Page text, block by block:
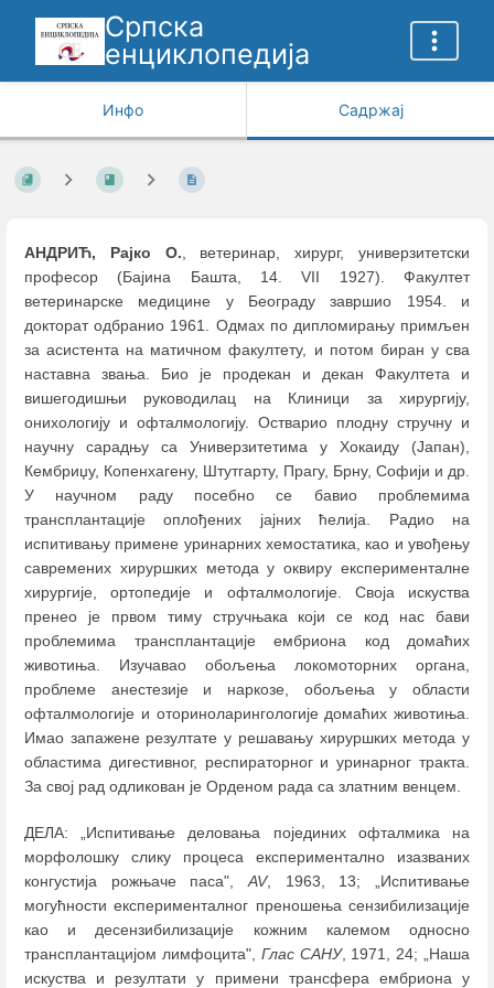
Српска
енциклопедија
Инфо Садржај
АНДРИЋ, Рајко О., ветеринар, хирург, универзитетски
професор (Бајина Башта, 14. VII 1927). Факултет
ветеринарске медицине у Београду завршио 1954. и
докторат одбранио 1961. Одмах по дипломирању примљен
за асистента на матичном факултету, и потом биран у сва
наставна звања. Био је продекан и декан Факултета и
вишегодишњи руководилац на Клиници за хирургију,
онихологију и офталмологију. Остварио плодну стручну и
научну сарадњу са Универзитетима у Хокаиду (Јапан),
Кембриџу, Копенхагену, Штутгарту, Прагу, Брну, Софији и др.
У научном раду посебно се бавио проблемима
трансплантације оплођених јајних ћелија. Радио на
испитивању примене уринарних хемостатика, као и увођењу
савремених хируршких метода у оквиру експерименталне
хирургије, ортопедије и офталмологије. Своја искуства
пренео је првом тиму стручњака који се код нас бави
проблемима трансплантације ембриона код домаћих
животиња. Изучавао обољења локомоторних органа,
проблеме анестезије и наркозе, обољења у области
офталмологије и оториноларингологије домаћих животиња.
Имао запажене резултате у решавању хируршких метода у
областима дигестивног, респираторног и уринарног тракта.
За свој рад одликован је Oрденом рада са златним венцем.
ДЕЛА: „Испитивање деловања појединих офталмика на
морфолошку слику процеса експериментално изазваних
конгустија рожњаче паса", AV, 1963, 13; „Испитивање
могућности експерименталног преношења сензибилизације
као и десензибилизације кожним калемом односно
трансплантацијом лимфоцита", Глас САНУ, 1971, 24; „Наша
искуства и резултати у примени трансфера ембриона у